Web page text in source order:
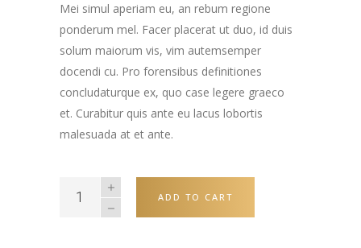
Mei simul aperiam eu, an rebum regione
ponderum mel. Facer placerat ut duo, id duis
solum maiorum vis, vim autemsemper
docendi cu. Pro forensibus definitiones
concludaturque ex, quo case legere graeco
et. Curabitur quis ante eu lacus lobortis
malesuada at et ante.
ADD TO CART